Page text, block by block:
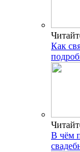
Как
В чём